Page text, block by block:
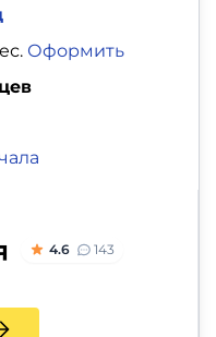
Оформить
4.6 143